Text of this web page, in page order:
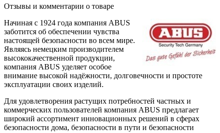
Отзывы и комментарии о товаре
Начиная с 1924 года компания ABUS
заботится об обеспечении чувства
настоящей безопасности во всем мире.
Являясь немецким производителем
высококачественной продукции,
компания ABUS уделяет особое
внимание высокой надёжности, долговечности и простоте
эксплуатации своих изделий.
Для удовлетворения растущих потребностей частных и
коммерческих пользователей компания ABUS предлагает
широкий ассортимент инновационных решений в сферах
безопасности дома, безопасности в пути и безопасности